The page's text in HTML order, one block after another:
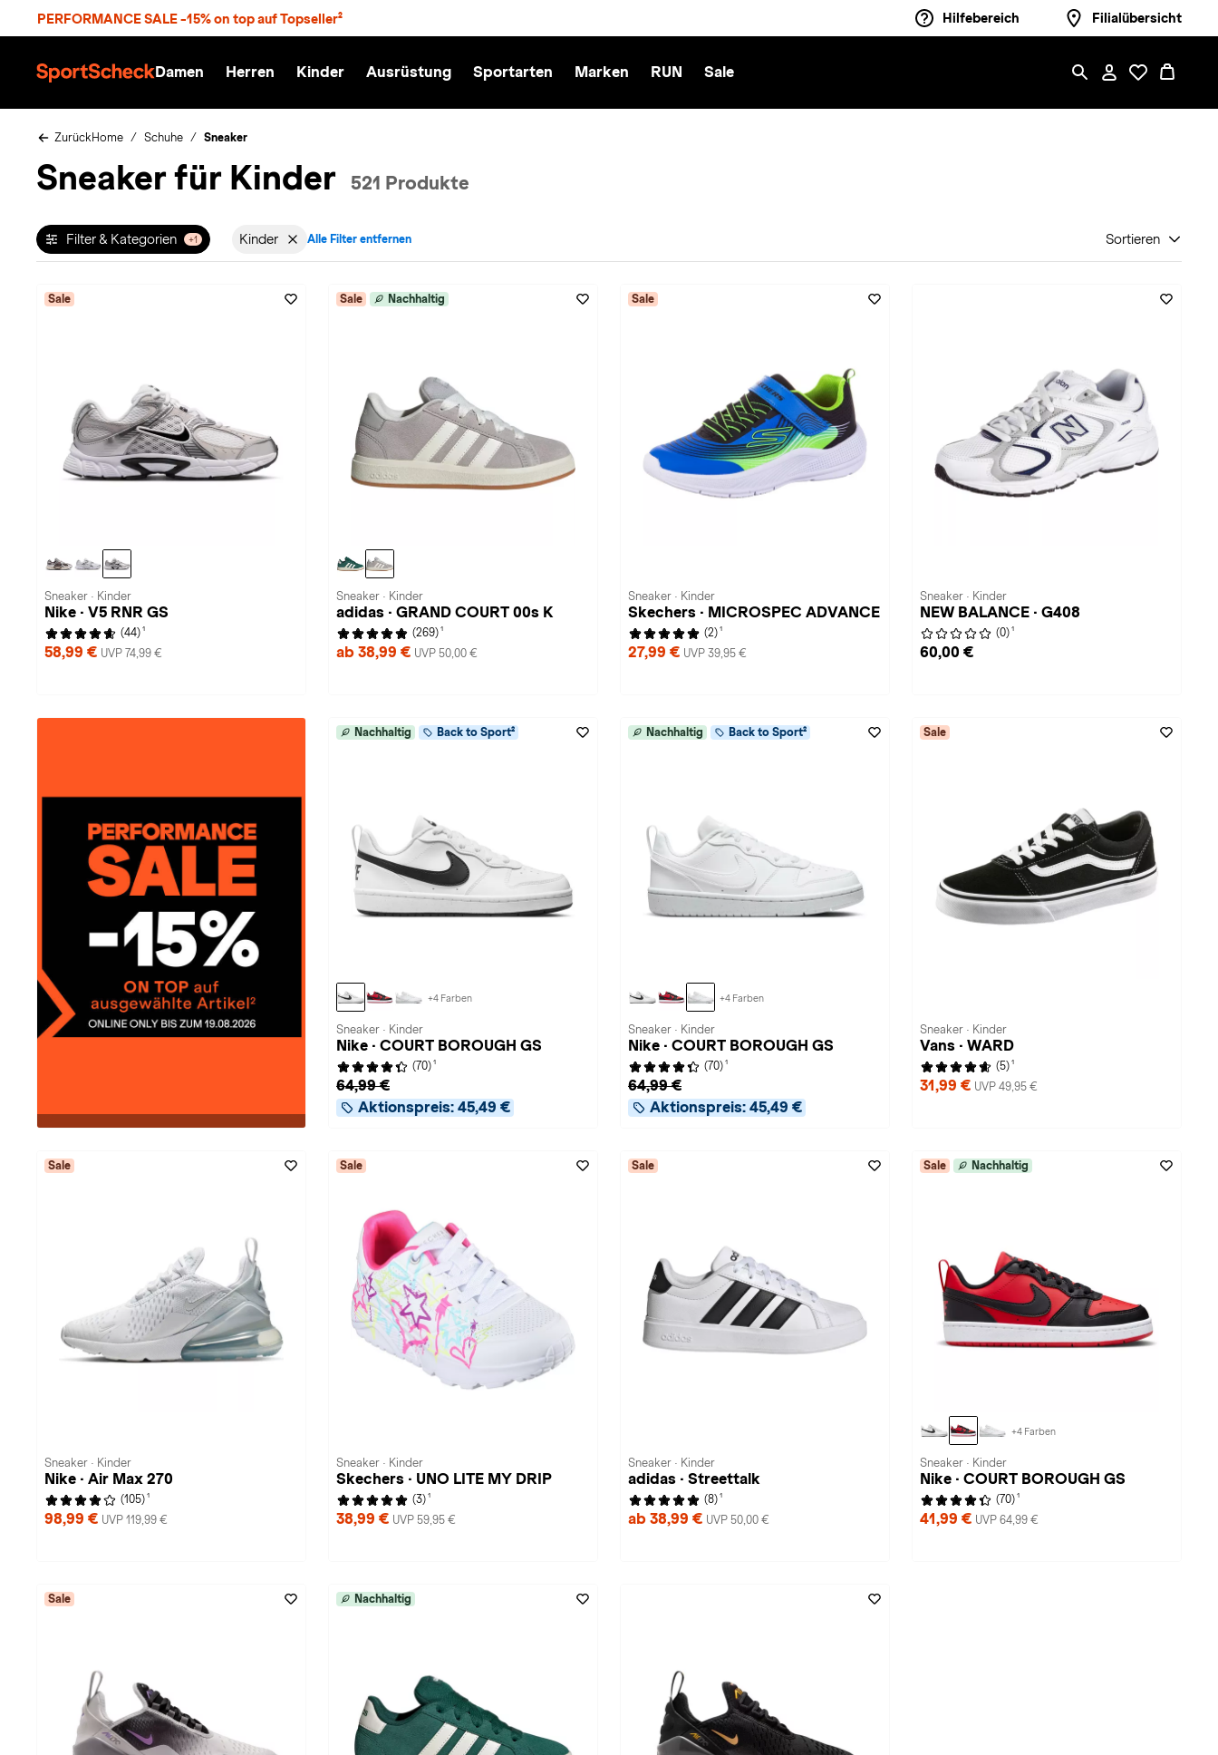
PERFORMANCE SALE -15% on top auf Topseller² Hilfebereich Filialübersicht
S
c
c
k
Damen Herren Kinder Ausrüstung Sportarten Marken RUN Sale
ZurückHome Schuhe Sneaker
Sneaker für Kinder 521 Produkte
Filter & Kategorien +1 KinderFilter aktiv für Geschlecht: Kinder entfernen
Alle Filter entfernen Sortieren
Sale
Sneaker · Kinder
Nike · V5 RNR GS
(44) 1
58,99 € UVP 74,99 €
Sale Nachhaltig
Sneaker · Kinder
adidas · GRAND COURT 00s K
(269) 1
ab 38,99 € UVP 50,00 €
Sale
Sneaker · Kinder
Skechers · MICROSPEC ADVANCE
(2) 1
27,99 € UVP 39,95 €
Sneaker · Kinder
NEW BALANCE · G408
(0) 1
60,00 €
Nachhaltig Back to Sport²
+4 Farben
Sneaker · Kinder
Nike · COURT BOROUGH GS
(70) 1
64,99 €
Aktionspreis: 45,49 €
Nachhaltig Back to Sport²
+4 Farben
Sneaker · Kinder
Nike · COURT BOROUGH GS
(70) 1
64,99 €
Aktionspreis: 45,49 €
Sale
Sneaker · Kinder
Vans · WARD
(5) 1
31,99 € UVP 49,95 €
Sale
Sneaker · Kinder
Nike · Air Max 270
(105) 1
98,99 € UVP 119,99 €
Sale
Sneaker · Kinder
Skechers · UNO LITE MY DRIP
(3) 1
38,99 € UVP 59,95 €
Sale
Sneaker · Kinder
adidas · Streettalk
(8) 1
ab 38,99 € UVP 50,00 €
Sale Nachhaltig
+4 Farben
Sneaker · Kinder
Nike · COURT BOROUGH GS
(70) 1
41,99 € UVP 64,99 €
Sale Nachhaltig